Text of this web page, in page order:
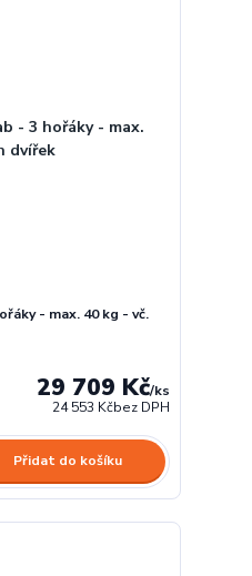
- max. 40 kg - vč.
29 709 Kč/ks
24 553 Kčbez DPH
Přidat do košíku